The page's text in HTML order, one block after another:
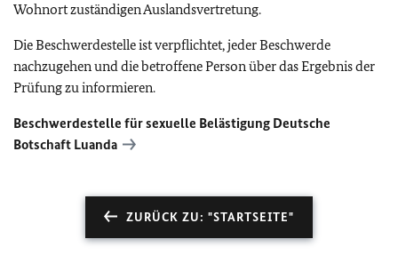
Wohnort zuständigen Auslandsvertretung.
Die Beschwerdestelle ist verpflichtet, jeder Beschwerde
nachzugehen und die betroffene Person über das Ergebnis der
Prüfung zu informieren.
Beschwerdestelle für sexuelle Belästigung Deutsche
Botschaft Luanda
ZURÜCK ZU: "STARTSEITE"